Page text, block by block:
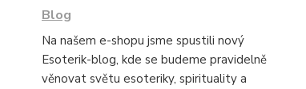
Blog
Na našem e-shopu jsme spustili nový
Esoterik-blog, kde se budeme pravidelně
věnovat světu esoteriky, spirituality a